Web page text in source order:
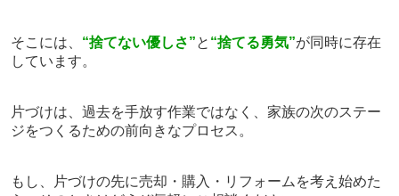
そこには、 “捨てない優しさ”と “捨てる勇気”が同時に存在
しています。
片づけは、過去を手放す作業ではなく、 家族の次のステー
ジをつくるための前向きなプロセス。
もし、片づけの先に売却・購入・リフォームを考え始めた